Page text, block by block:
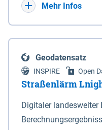
verkleinerte Amtliche
projizierte Koordinaten
Terrestrischen
der Universalen
bezogen auf die Zone
(Anlage 4); Gleiches
Mehr Infos
Geodatensatz
INSPIRE Open
Straßenlärm
Digitaler landesweiter